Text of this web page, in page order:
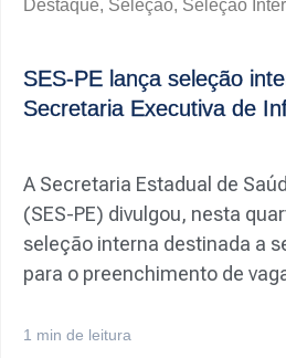
Destaque, Seleção, Seleção
SES-PE lança seleção
Secretaria Executiva de
A Secretaria Estadual de
(SES-PE) divulgou, nesta
seleção interna destinada a
para o preenchimento de